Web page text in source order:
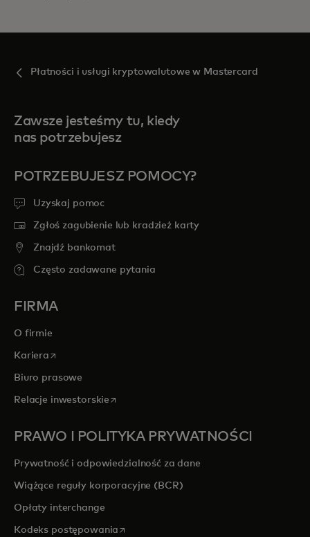
Płatności i usługi kryptowalutowe w Mastercard
Zawsze jesteśmy tu, kiedy
nas potrzebujesz
POTRZEBUJESZ POMOCY?
Uzyskaj pomoc
Zgłoś zagubienie lub kradzież karty
Znajdź bankomat
Często zadawane pytania
FIRMA
O firmie
Kariera opens in a new tab
Biuro prasowe
Relacje inwestorskie opens in a new tab
PRAWO I POLITYKA PRYWATNOŚCI
Prywatność i odpowiedzialność za dane
Wiążące reguły korporacyjne (BCR)
Opłaty interchange
Kodeks postępowania opens in a new tab